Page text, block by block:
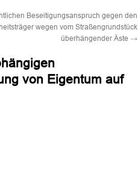
Beseitigungsanspruch gegen den
wegen vom Straßengrundstück
überhängender Äste →
von Eigentum auf